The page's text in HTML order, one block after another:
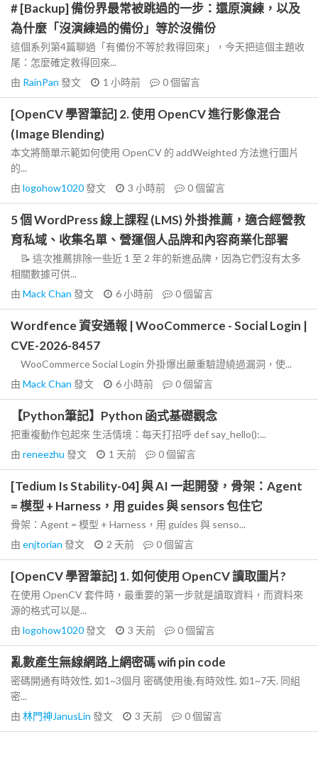
# [Backup] 備份界最常被跳過的一步：還原演練，以及
為什麼「沒演練過的備份」等於沒備份
這個系列第4篇聊過「有備份不等於救得回來」，今天把這個主題收
尾：怎麼確定救得回來...
由 RainPan 發文 1 小時前 0個留言
[OpenCV 學習筆記] 2. 使用 OpenCV 進行影像混合
(Image Blending)
本文將簡單示範如何使用 OpenCV 的 addWeighted 方法進行圖片
的...
由 logohow1020發文 3 小時前 0個留言
5 個 WordPress 線上課程 (LMS) 外掛推薦，適合經營教
育私域、收集名單、營運個人品牌和內容商業化部署
📝 這次推薦排除一些近 1 至 2 年的新進品牌，因為它們沒有太多
相關數據可供...
由 Mack Chan 發文 6 小時前 0個留言
Wordfence 資安通報 | WooCommerce - Social Login |
CVE-2026-8457
WooCommerce Social Login 外掛爆出嚴重驗證繞過漏洞，使...
由 Mack Chan 發文 6 小時前 0個留言
【Python筆記】Python 函式基礎觀念
把重複動作包起來 生活情境：每天打招呼 def say_hello():...
由 reneezhu 發文 1 天前 0個留言
[Tedium Is Stability-04] 與 AI 一起開發，骨架：Agent
= 模型 + Harness，用 guides 與 sensors 包住它
骨架：Agent = 模型 + Harness，用 guides 與 senso...
由 enjtorian 發文 2 天前 0個留言
[OpenCV 學習筆記] 1. 如何使用 OpenCV 讀取圖片?
在使用 OpenCV 套件時，最重要的第一步就是讀取資料，而資料來
源的格式可以是...
由 logohow1020發文 3 天前 0個留言
亂數產生無線網路上網密碼 wifi pin code
密碼開通有時效性, 如1~3個月 密碼使用後,有時效性, 如1~7天. 同組
密...
由 林門神JanusLin 發文 3 天前 0個留言